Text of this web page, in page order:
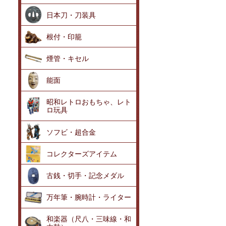
日本刀・刀装具
根付・印籠
煙管・キセル
能面
昭和レトロおもちゃ、レト
ロ玩具
ソフビ・超合金
コレクターズアイテム
古銭・切手・記念メダル
万年筆・腕時計・ライター
和楽器（尺八・三味線・和